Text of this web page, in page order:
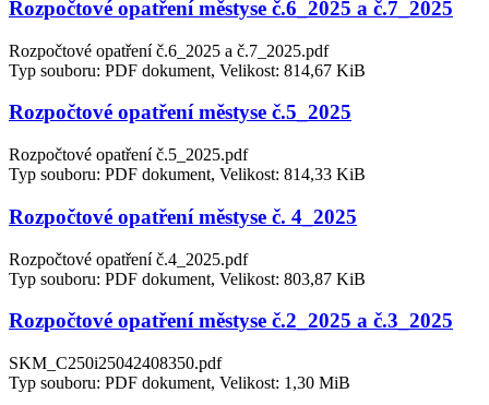
Rozpočtové opatření městyse č.6_2025 a č.7_2025
Rozpočtové opatření č.6_2025 a č.7_2025.pdf
Typ souboru: PDF dokument, Velikost: 814,67 KiB
Rozpočtové opatření městyse č.5_2025
Rozpočtové opatření č.5_2025.pdf
Typ souboru: PDF dokument, Velikost: 814,33 KiB
Rozpočtové opatření městyse č. 4_2025
Rozpočtové opatření č.4_2025.pdf
Typ souboru: PDF dokument, Velikost: 803,87 KiB
Rozpočtové opatření městyse č.2_2025 a č.3_2025
SKM_C250i25042408350.pdf
Typ souboru: PDF dokument, Velikost: 1,30 MiB